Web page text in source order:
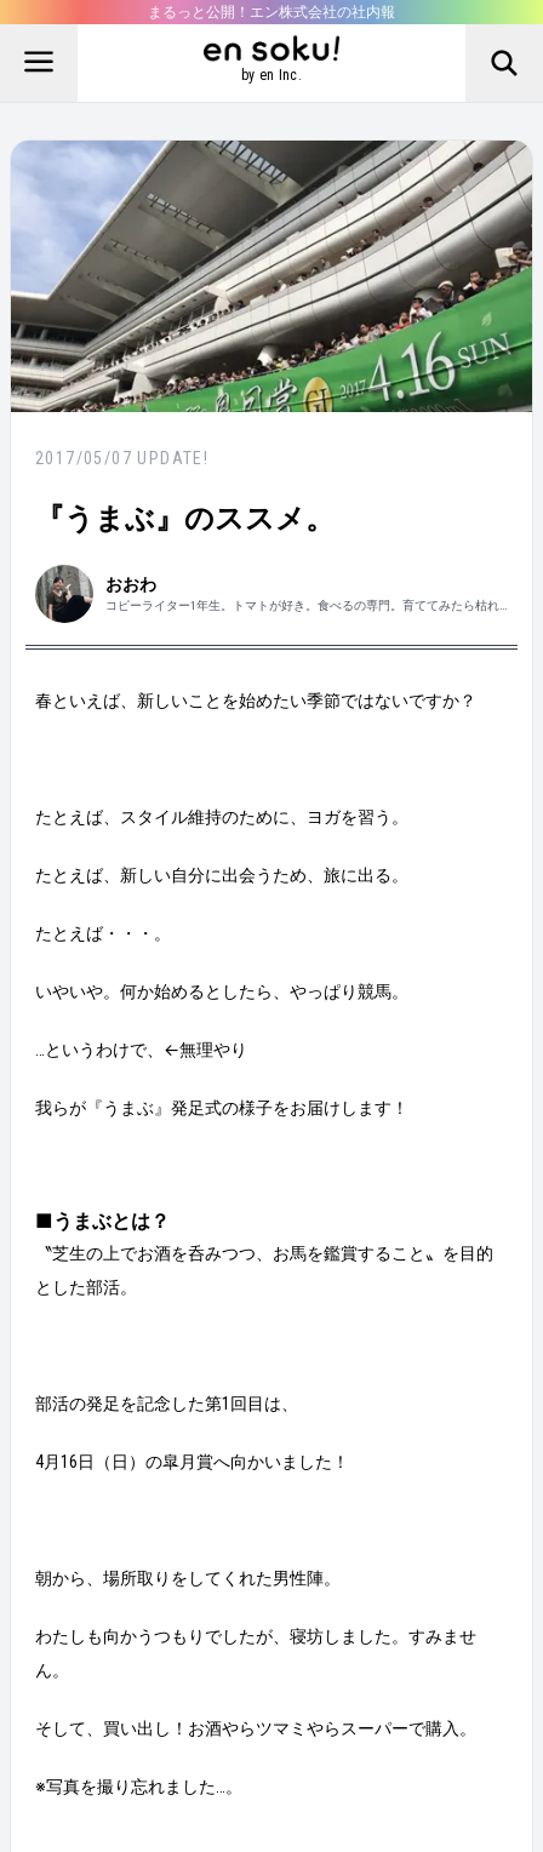
まるっと公開！エン株式会社の社内報
by en Inc.
2017/05/07 UPDATE!
『うまぶ』のススメ。
おおわ
コピーライター1年生。トマトが好き。食べるの専門。育ててみたら枯れ
春といえば、新しいことを始めたい季節ではないですか？
たとえば、スタイル維持のために、ヨガを習う。
たとえば、新しい自分に出会うため、旅に出る。
たとえば・・・。
いやいや。何か始めるとしたら、やっぱり競馬。
…というわけで、←無理やり
我らが『うまぶ』発足式の様子をお届けします！
■うまぶとは？
〝芝生の上でお酒を呑みつつ、お馬を鑑賞すること〟を目的
とした部活。
部活の発足を記念した第1回目は、
4月16日（日）の皐月賞へ向かいました！
朝から、場所取りをしてくれた男性陣。
わたしも向かうつもりでしたが、寝坊しました。すみませ
ん。
そして、買い出し！お酒やらツマミやらスーパーで購入。
※写真を撮り忘れました…。